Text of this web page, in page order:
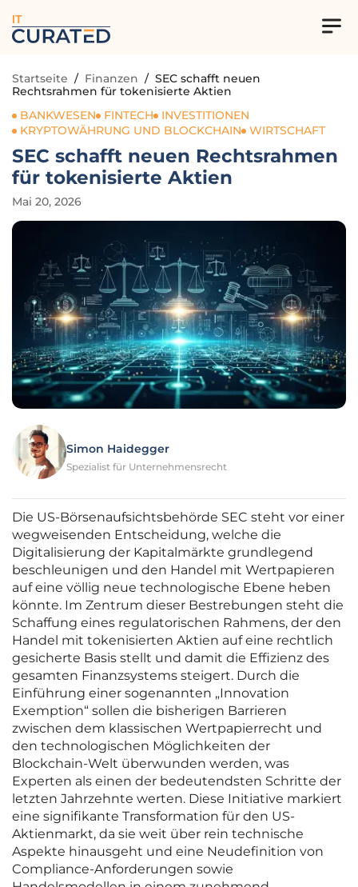
IT
Startseite / Finanzen / SEC schafft neuen
Rechtsrahmen für tokenisierte Aktien
BANKWESEN
FINTECH
INVESTITIONEN
KRYPTOWÄHRUNG UND BLOCKCHAIN
WIRTSCHAFT
SEC schafft neuen Rechtsrahmen
für tokenisierte Aktien
Mai 20, 2026
Simon Haidegger
Spezialist für Unternehmensrecht
Die US-Börsenaufsichtsbehörde SEC steht vor einer
wegweisenden Entscheidung, welche die
Digitalisierung der Kapitalmärkte grundlegend
beschleunigen und den Handel mit Wertpapieren
auf eine völlig neue technologische Ebene heben
könnte. Im Zentrum dieser Bestrebungen steht die
Schaffung eines regulatorischen Rahmens, der den
Handel mit tokenisierten Aktien auf eine rechtlich
gesicherte Basis stellt und damit die Effizienz des
gesamten Finanzsystems steigert. Durch die
Einführung einer sogenannten „Innovation
Exemption“ sollen die bisherigen Barrieren
zwischen dem klassischen Wertpapierrecht und
den technologischen Möglichkeiten der
Blockchain-Welt überwunden werden, was
Experten als einen der bedeutendsten Schritte der
letzten Jahrzehnte werten. Diese Initiative markiert
eine signifikante Transformation für den US-
Aktienmarkt, da sie weit über rein technische
Aspekte hinausgeht und eine Neudefinition von
Compliance-Anforderungen sowie